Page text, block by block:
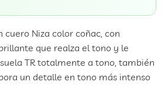
cuero Niza color coñac, con
que realza el tono y le
TR totalmente a tono, también
un detalle en tono más intenso